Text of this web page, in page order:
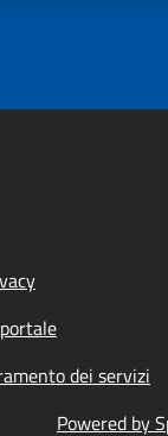
dei servizi
Powered by